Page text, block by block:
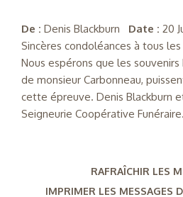
De : Denis Blackburn Date : 20
Sincères condoléances à tous
Nous espérons que les
de monsieur Carbonneau,
cette épreuve. Denis Blackburn
Seigneurie Coopérative Funéraire.
RAFRAÎCHIR LES
IMPRIMER LES MESSAGES